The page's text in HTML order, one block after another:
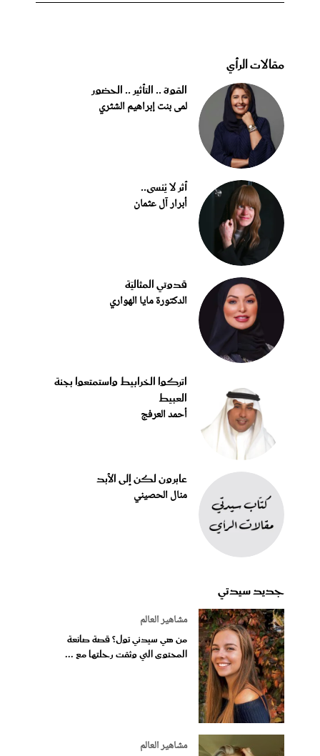
مقالات الرأي
القوة .. التأثير .. الحضور
لمى بنت إبراهيم الشثري
أثر لا يُنسى..
أبرار آل عثمان
قدوتي المثاليّة
الدكتورة مايا الهواري
اتركوا الخرابيط واستمتعوا بجنة
العبيط
أحمد العرفج
عابرون لكن إلى الأبد
منال الحصيني
جديد سيدتي
مشاهير العالم
من هي سيدني تول؟ قصة صانعة
المحتوى التي وثقت رحلتها مع ...
مشاهير العالم